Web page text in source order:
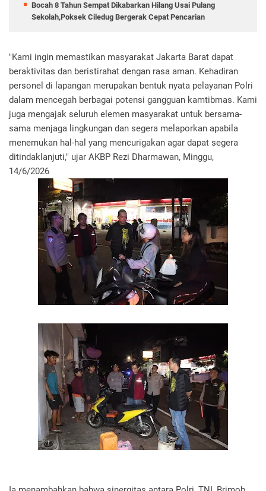
‎Bocah 8 Tahun Sempat Dikabarkan Hilang Usai Pulang
Sekolah,Poksek Ciledug Bergerak Cepat Pencarian ‎
"Kami ingin memastikan masyarakat Jakarta Barat dapat
beraktivitas dan beristirahat dengan rasa aman. Kehadiran
personel di lapangan merupakan bentuk nyata pelayanan Polri
dalam mencegah berbagai potensi gangguan kamtibmas. Kami
juga mengajak seluruh elemen masyarakat untuk bersama-
sama menjaga lingkungan dan segera melaporkan apabila
menemukan hal-hal yang mencurigakan agar dapat segera
ditindaklanjuti," ujar AKBP Rezi Dharmawan, Minggu,
14/6/2026